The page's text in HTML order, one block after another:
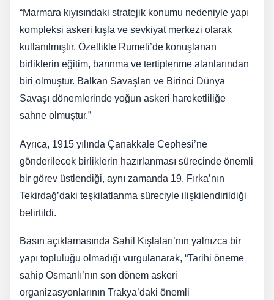
“Marmara kıyısındaki stratejik konumu nedeniyle yapı
kompleksi askeri kışla ve sevkiyat merkezi olarak
kullanılmıştır. Özellikle Rumeli’de konuşlanan
birliklerin eğitim, barınma ve tertiplenme alanlarından
biri olmuştur. Balkan Savaşları ve Birinci Dünya
Savaşı dönemlerinde yoğun askeri hareketliliğe
sahne olmuştur.”
Ayrıca, 1915 yılında Çanakkale Cephesi’ne
gönderilecek birliklerin hazırlanması sürecinde önemli
bir görev üstlendiği, aynı zamanda 19. Fırka’nın
Tekirdağ’daki teşkilatlanma süreciyle ilişkilendirildiği
belirtildi.
Basın açıklamasında Sahil Kışlaları’nın yalnızca bir
yapı topluluğu olmadığı vurgulanarak, “Tarihi öneme
sahip Osmanlı’nın son dönem askeri
organizasyonlarının Trakya’daki önemli